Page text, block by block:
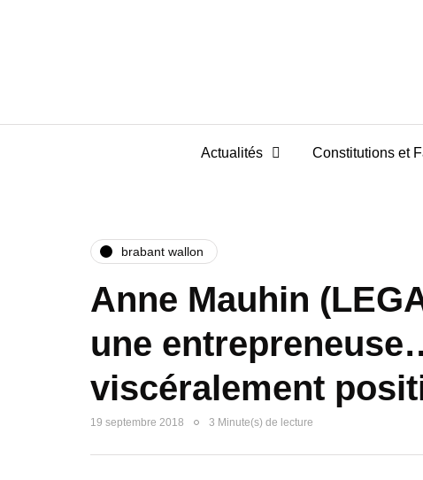
Actualités Constitutions et
brabant wallon
Anne Mauhin
une
viscéralement
19 septembre 2018 3 Minute(s) de lecture